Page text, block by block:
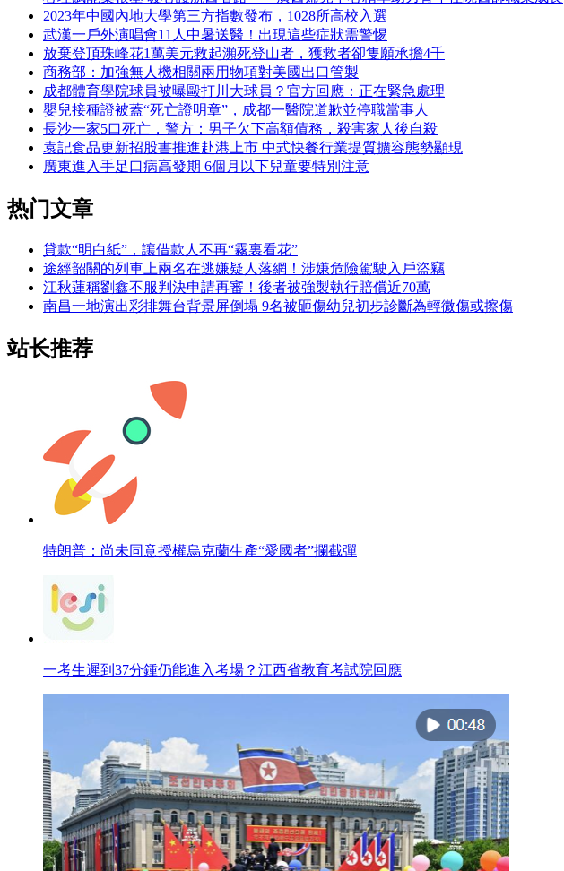
2023年中國內地大學第三方指數發布，1028所高校入選
武漢一戶外演唱會11人中暑送醫！出現這些症狀需警惕
放棄登頂珠峰花1萬美元救起瀕死登山者，獲救者卻隻願承擔4千
商務部：加強無人機相關兩用物項對美國出口管製
成都體育學院球員被曝毆打川大球員？官方回應：正在緊急處理
嬰兒接種證被蓋“死亡證明章”，成都一醫院道歉並停職當事人
長沙一家5口死亡，警方：男子欠下高額債務，殺害家人後自殺
袁記食品更新招股書推進赴港上市 中式快餐行業提質擴容態勢顯現
廣東進入手足口病高發期 6個月以下兒童要特別注意
热门文章
貸款“明白紙”，讓借款人不再“霧裏看花”
途經韶關的列車上兩名在逃嫌疑人落網！涉嫌危險駕駛入戶盜竊
江秋蓮稱劉鑫不服判決申請再審！後者被強製執行賠償近70萬
南昌一地演出彩排舞台背景屏倒塌 9名被砸傷幼兒初步診斷為輕微傷或擦傷
站长推荐
特朗普：尚未同意授權烏克蘭生產“愛國者”攔截彈
一考生遲到37分鍾仍能進入考場？江西省教育考試院回應